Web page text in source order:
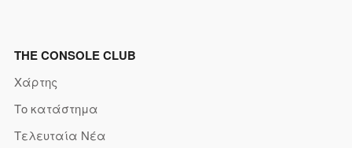
THE CONSOLE CLUB
Χάρτης
Το κατάστημα
Τελευταία Νέα